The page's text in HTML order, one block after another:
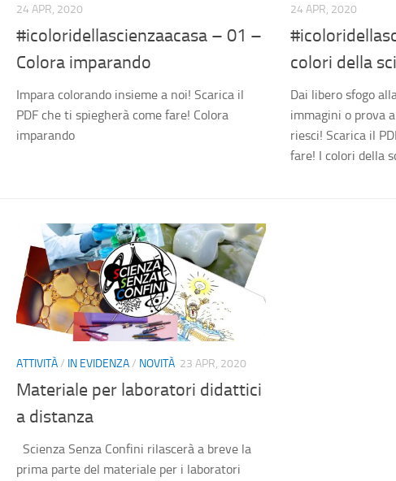
24 APR, 2020
#icoloridellascienzaacasa – 01 –
Colora imparando
Impara colorando insieme a noi! Scarica il
PDF che ti spiegherà come fare! Colora
imparando
24 APR, 2020
colori della
Dai libero sfogo
immagini o prova
riesci! Scarica il
fare! I colori della
ATTIVITÀ/ IN EVIDENZA/ NOVITÀ 23 APR, 2020
Materiale per laboratori didattici
a distanza
Scienza Senza Confini rilascerà a breve la
prima parte del materiale per i laboratori